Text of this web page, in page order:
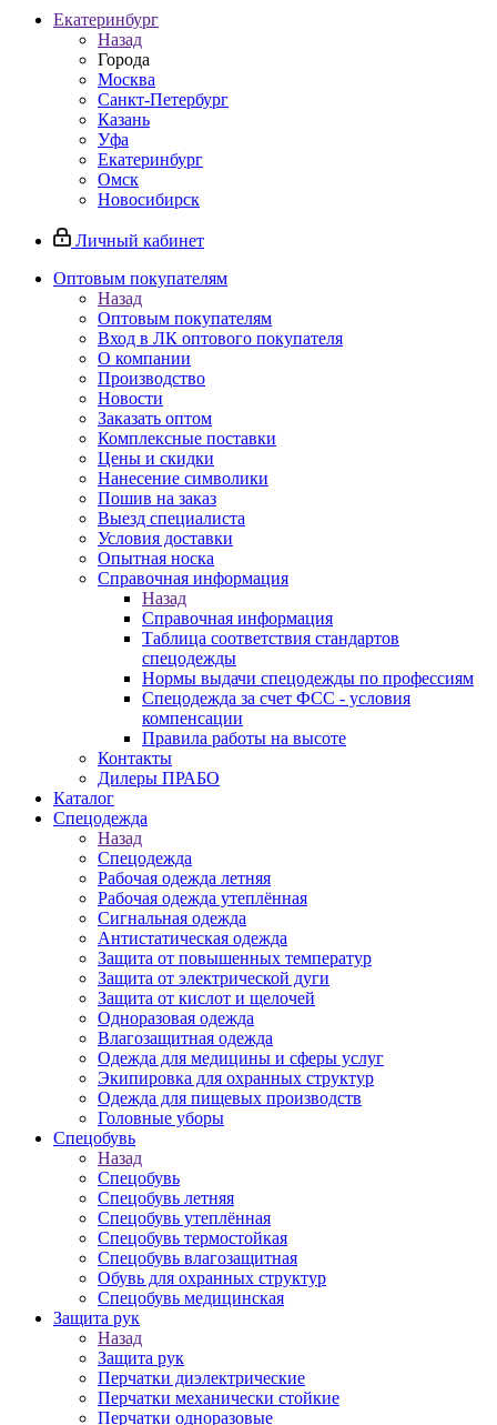
Екатеринбург
Назад
Города
Москва
Санкт-Петербург
Казань
Уфа
Екатеринбург
Омск
Новосибирск
Личный кабинет
Оптовым покупателям
Назад
Оптовым покупателям
Вход в ЛК оптового покупателя
О компании
Производство
Новости
Заказать оптом
Комплексные поставки
Цены и скидки
Нанесение символики
Пошив на заказ
Выезд специалиста
Условия доставки
Опытная носка
Справочная информация
Назад
Справочная информация
Таблица соответствия стандартов
спецодежды
Нормы выдачи спецодежды по профессиям
Спецодежда за счет ФСС - условия
компенсации
Правила работы на высоте
Контакты
Дилеры ПРАБО
Каталог
Спецодежда
Назад
Спецодежда
Рабочая одежда летняя
Рабочая одежда утеплённая
Сигнальная одежда
Антистатическая одежда
Защита от повышенных температур
Защита от электрической дуги
Защита от кислот и щелочей
Одноразовая одежда
Влагозащитная одежда
Одежда для медицины и сферы услуг
Экипировка для охранных структур
Одежда для пищевых производств
Головные уборы
Спецобувь
Назад
Спецобувь
Спецобувь летняя
Спецобувь утеплённая
Спецобувь термостойкая
Спецобувь влагозащитная
Обувь для охранных структур
Спецобувь медицинская
Защита рук
Назад
Защита рук
Перчатки диэлектрические
Перчатки механически стойкие
Перчатки одноразовые